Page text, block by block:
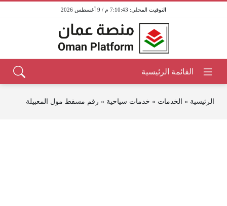
7:10:43 م / 9 أغسطس 2026
الرئيسية » الخدمات » خدمات سياحية » رقم مسقط مول المعبيلة